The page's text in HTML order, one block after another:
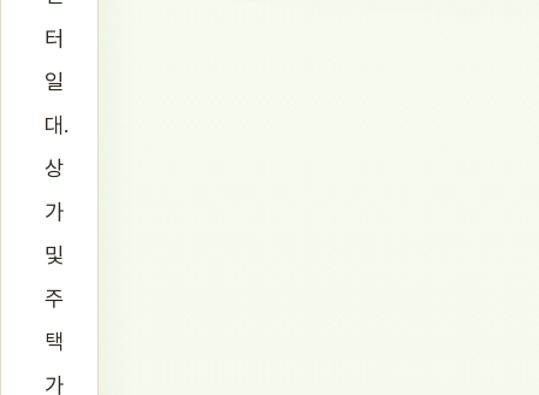
터
일
대.
상
가
및
주
택
가